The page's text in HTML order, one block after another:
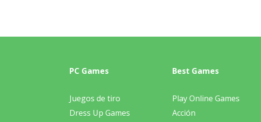
PC Games
Juegos de tiro
Dress Up Games
Best Games
Play Online Games
Acción